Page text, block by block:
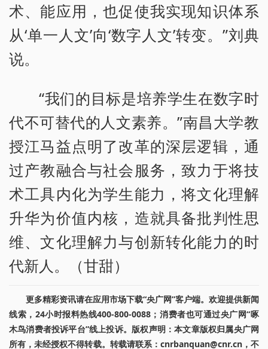
术、能应用，也促使我实现知识体系
从‘单一人文’向‘数字人文’转变。”刘典
说。
“我们的目标是培养学生在数字时
代不可替代的人文素养。”南昌大学教
授江马益点明了改革的深层逻辑，通
过产教融合与社会服务，致力于将技
术工具内化为学生能力，将文化理解
升华为价值内核，造就具备批判性思
维、文化理解力与创新转化能力的时
代新人。（甘甜）
更多精彩资讯请在应用市场下载“央广网”客户端。欢迎提供新闻
线索，24小时报料热线400-800-0088；消费者也可通过央广网“啄
木鸟消费者投诉平台”线上投诉。版权声明：本文章版权归属央广网
所有，未经授权不得转载。转载请联系：cnrbanquan@cnr.cn，不